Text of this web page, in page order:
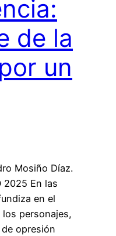
de la
un
Mosiño Díaz.
2025 En las
en el
personajes,
opresión